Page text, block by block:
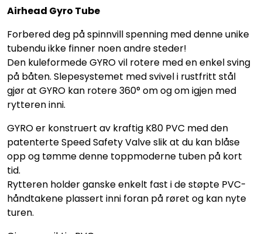
Airhead Gyro Tube
Forbered deg på spinnvill spenning med denne unike
tubendu ikke finner noen andre steder!
Den kuleformede GYRO vil rotere med en enkel sving
på båten. Slepesystemet med svivel i rustfritt stål
gjør at GYRO kan rotere 360° om og om igjen med
rytteren inni.
GYRO er konstruert av kraftig K80 PVC med den
patenterte Speed Safety Valve slik at du kan blåse
opp og tømme denne toppmoderne tuben på kort
tid.
Rytteren holder ganske enkelt fast i de støpte PVC-
håndtakene plassert inni foran på røret og kan nyte
turen.